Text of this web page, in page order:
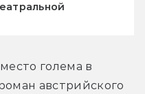
голема в
австрийского